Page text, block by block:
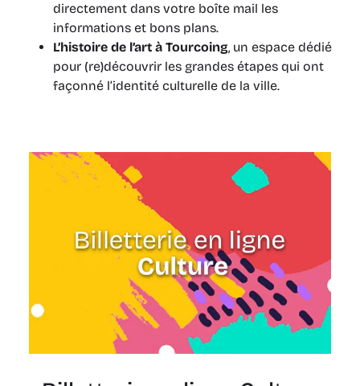
directement dans votre boîte mail les
informations et bons plans.
L’histoire de l’art à Tourcoing, un espace dédié
pour (re)découvrir les grandes étapes qui ont
façonné l’identité culturelle de la ville.